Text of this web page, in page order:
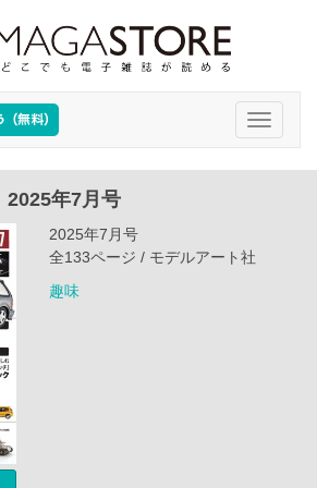
Toggle
2025年7月号
2025年7月号
全133ページ / モデルアート社
趣味